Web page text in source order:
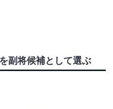
副将候補として選ぶ